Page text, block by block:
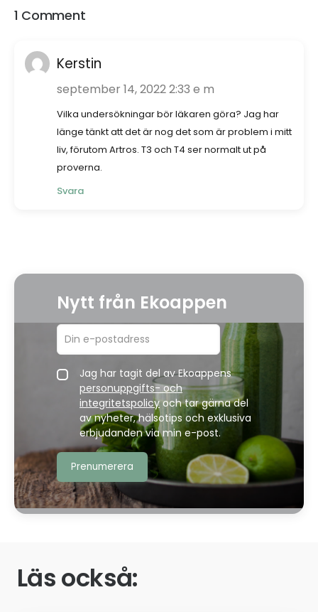
1 Comment
Kerstin
september 14, 2022 2:33 e m
Vilka undersökningar bör läkaren göra? Jag har
länge tänkt att det är nog det som är problem i mitt
liv, förutom Artros. T3 och T4 ser normalt ut på
proverna.
Svara
Nytt från Ekoappen
Jag har tagit del av Ekoappens
personuppgifts- och
integritetspolicyoch tar gärna del
av nyheter, hälsotips och exklusiva
erbjudanden via min e-post.
Läs också: